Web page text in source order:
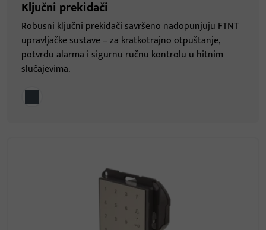
Ključni prekidači
Robusni ključni prekidači savršeno nadopunjuju FTNT
upravljačke sustave – za kratkotrajno otpuštanje,
potvrdu alarma i sigurnu ručnu kontrolu u hitnim
slučajevima.